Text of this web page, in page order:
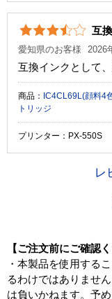
互
愛知県のお客様 2026
互換インクとして
商品： IC4CL69L(顔料4
トリッジ
プリンター：PX-550S
レ
【ご注文前にご確認く
・本製品を使用する
るわけではありませ
は負いかねます。予